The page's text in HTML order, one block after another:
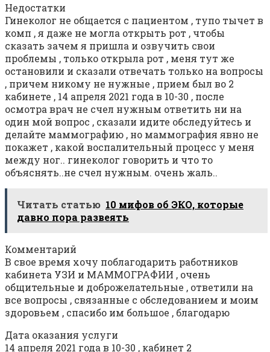
Недостатки
Гинеколог не общается с пациентом , тупо тычет в
комп , я даже не могла открыть рот , чтобы
сказать зачем я пришла и озвучить свои
проблемы , только открыла рот , меня тут же
остановили и сказали отвечать только на вопросы
, причем никому не нужные , прием был во 2
кабинете , 14 апреля 2021 года в 10-30 , после
осмотра врач не счел нужным ответить ни на
один мой вопрос , сказали идите обследуйтесь и
делайте маммографию , но маммография явно не
покажет , какой воспалительный процесс у меня
между ног.. гинеколог говорить и что то
объяснять..не счел нужным. очень жаль..
Читать статью 10 мифов об ЭКО, которые
давно пора развеять
Комментарий
В свое время хочу поблагодарить работников
кабинета УЗИ и МАММОГРАФИИ , очень
общительные и доброжелательные , ответили на
все вопросы , связанные с обследованием и моим
здоровьем , спасибо им большое , благодарю
Дата оказания услуги
14 апреля 2021 года в 10-30 , кабинет 2